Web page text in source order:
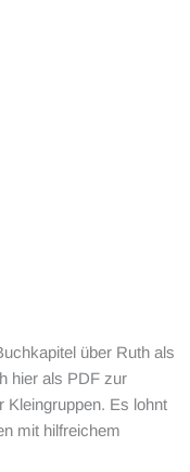
über Ruth als
hier als PDF zur
Kleingruppen. Es lohnt
mit hilfreichem